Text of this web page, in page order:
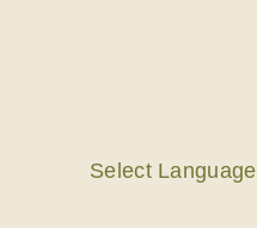
Select Language